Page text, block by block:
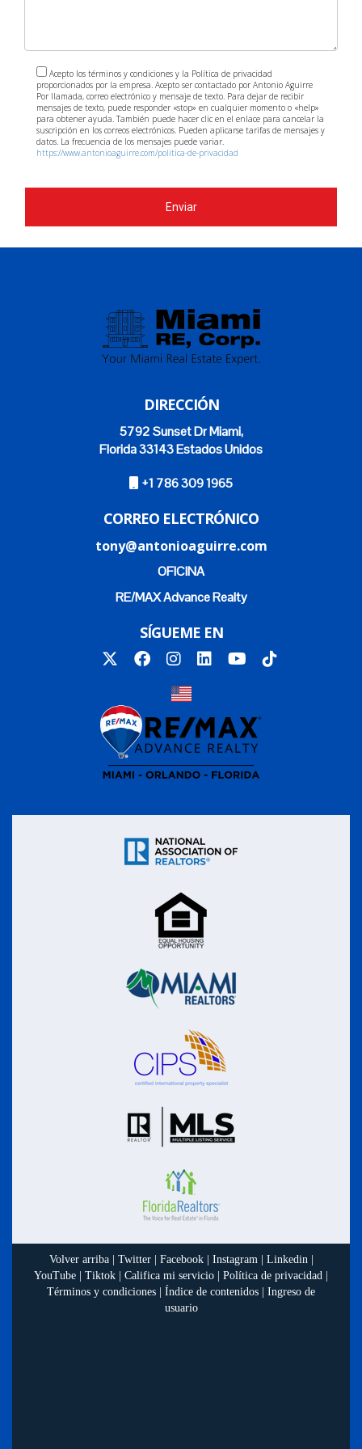
suelen ser muy buscados por los inversores
internacionales.
¿Qué recursos están disponibles para
aprender más sobre el mercado inmobiliario?
Hay numerosos cursos online, seminarios web y libros
familiarizarte con el sector. Recuerda que cada paso
hacia adelante es una oportunidad para aprender y
crecer. Si deseas explorar más sobre cómo vender
Antonio Aguirre!
Acepto los términos y condiciones y la Política de privacidad
proporcionados por la empresa. Acepto ser contactado por Antonio Aguirre
Por llamada, correo electrónico y mensaje de texto. Para dejar de recibir
mensajes de texto, puede responder «stop» en cualquier momento o «help»
para obtener ayuda. También puede hacer clic en el enlace para cancelar la
suscripción en los correos electrónicos. Pueden aplicarse tarifas de mensajes y
datos. La frecuencia de los mensajes puede variar.
https://www.antonioaguirre.com/politica-de-privacidad
Enviar
DIRECCIÓN
5792 Sunset Dr Miami,
Florida 33143 Estados Unidos
+1 786 309 1965
CORREO ELECTRÓNICO
tony@antonioaguirre.com
OFICINA
RE/MAX Advance Realty
SÍGUEME EN
Volver arriba| Twitter| Facebook| Instagram| Linkedin|
YouTube
Tiktok Califica mi servicio Política de privacidad
Términos y condiciones
Índice de contenidos
Ingreso de
usuario